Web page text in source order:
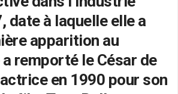
date à laquelle elle a
apparition au
remporté le César de
en 1990 pour son